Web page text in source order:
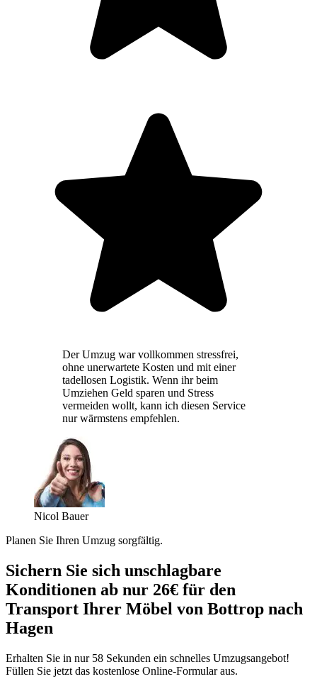
Der Umzug war vollkommen stressfrei,
ohne unerwartete Kosten und mit einer
tadellosen Logistik. Wenn ihr beim
Umziehen Geld sparen und Stress
vermeiden wollt, kann ich diesen Service
nur wärmstens empfehlen.
Nicol Bauer
Planen Sie Ihren Umzug sorgfältig.
Sichern Sie sich unschlagbare
Konditionen ab nur 26€ für den
Transport Ihrer Möbel von Bottrop nach
Hagen
Erhalten Sie in nur 58 Sekunden ein schnelles Umzugsangebot!
Füllen Sie jetzt das kostenlose Online-Formular aus.